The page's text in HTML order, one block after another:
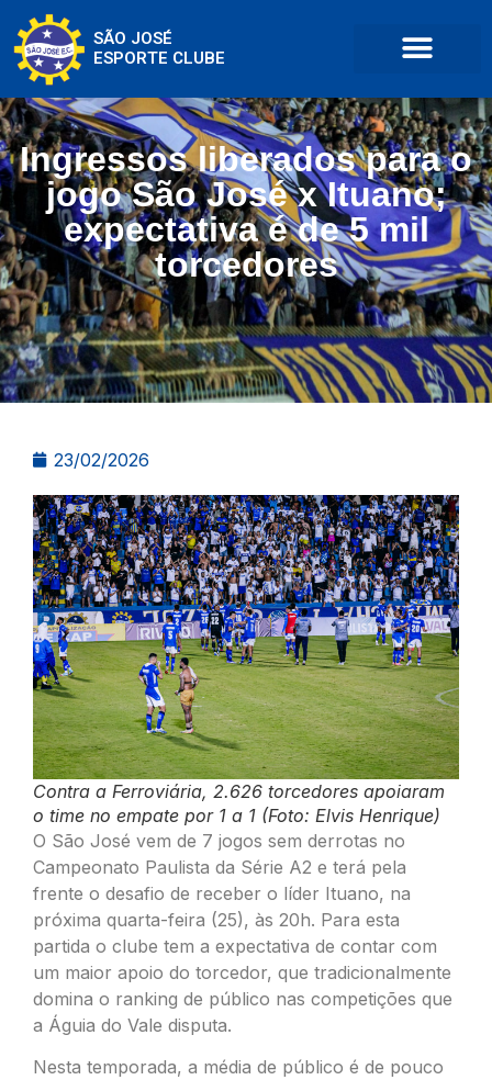
SÃO JOSÉ
ESPORTE CLUBE
Ingressos liberados para o
jogo São José x Ituano;
expectativa é de 5 mil
torcedores
23/02/2026
Contra a Ferroviária, 2.626 torcedores apoiaram
o time no empate por 1 a 1 (Foto: Elvis Henrique)
O São José vem de 7 jogos sem derrotas no
Campeonato Paulista da Série A2 e terá pela
frente o desafio de receber o líder Ituano, na
próxima quarta-feira (25), às 20h. Para esta
partida o clube tem a expectativa de contar com
um maior apoio do torcedor, que tradicionalmente
domina o ranking de público nas competições que
a Águia do Vale disputa.
Nesta temporada, a média de público é de pouco